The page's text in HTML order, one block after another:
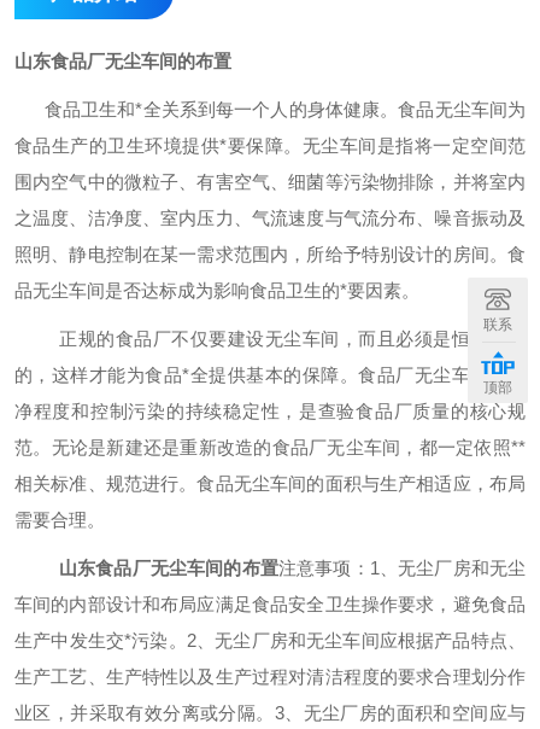
山东食品厂无尘车间的布置
食品卫生和*全关系到每一个人的身体健康。食品无尘车间为
食品生产的卫生环境提供*要保障。无尘车间是指将一定空间范
围内空气中的微粒子、有害空气、细菌等污染物排除，并将室内
之温度、洁净度、室内压力、气流速度与气流分布、噪音振动及
照明、静电控制在某一需求范围内，所给予特别设计的房间。食
品无尘车间是否达标成为影响食品卫生的*要因素。
正规的食品厂不仅要建设无尘车间，而且必须是恒温恒湿
的，这样才能为食品*全提供基本的保障。食品厂无尘车间的洁
净程度和控制污染的持续稳定性，是查验食品厂质量的核心规
范。无论是新建还是重新改造的食品厂无尘车间，都一定依照**
相关标准、规范进行。食品无尘车间的面积与生产相适应，布局
需要合理。
山东食品厂无尘车间的布置注意事项 ： 1、无尘厂房和无尘
车间的内部设计和布局应满足食品安全卫生操作要求，避免食品
生产中发生交*污染。 2、无尘厂房和无尘车间应根据产品特点、
生产工艺、生产特性以及生产过程对清洁程度的要求合理划分作
业区，并采取有效分离或分隔。3、无尘厂房的面积和空间应与
联系
顶部